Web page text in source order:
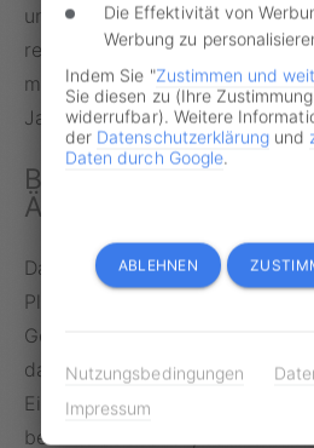
und suggerierte, dass man ab
regulären Fahrschule einen E-
machen müsse, um die E-
Jahr 2025 fahren zu dürfen.
Änderungen geplant“
Das brachte die dpa mit einem
Plan, für den die Agentur das
Gerüchten befragte. Das
daraufhin zwar auf die oben
Einschränkungen wie das
betonte aber auch, dass ein
Die Effektivität von
Werbung zu
Indem Sie "Zustimmen und
Sie diesen zu (Ihre
widerrufbar). Weitere
der Datenschutzerklärung und
Daten durch Google.
ABLEHNEN
Nutzungsbedingungen
Impressum